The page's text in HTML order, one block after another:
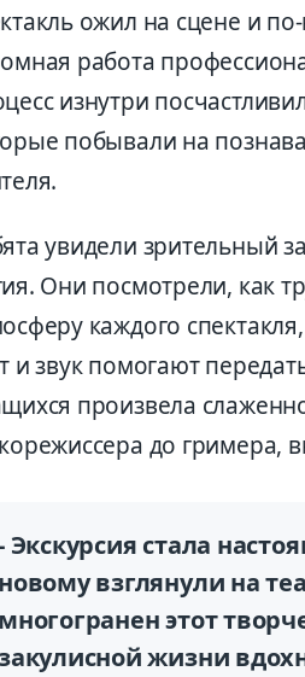
ожил на сцене и
работа
изнутри
побывали на
увидели зрительный
Они посмотрели, как
каждого
и звук помогают
произвела
до гримера,
Экскурсия стала
новому взглянули на
многогранен этот
жизни